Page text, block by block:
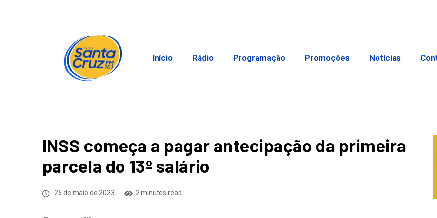
Início Rádio Programação Promoções Notícias
INSS começa a pagar antecipação da primeira
parcela do 13º salário
25 de maio de 2023 2 minutes read